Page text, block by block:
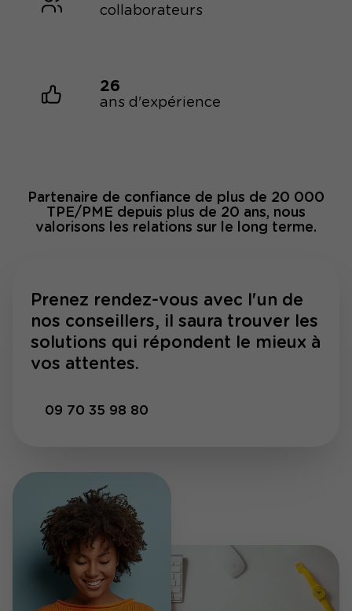
collaborateurs
26
ans d'expérience
Partenaire de confiance de plus de 20 000
TPE/PME depuis plus de 20 ans, nous
valorisons les relations sur le long terme.
Prenez rendez-vous avec l'un de
nos conseillers, il saura trouver les
solutions qui répondent le mieux à
vos attentes.
09 70 35 98 80